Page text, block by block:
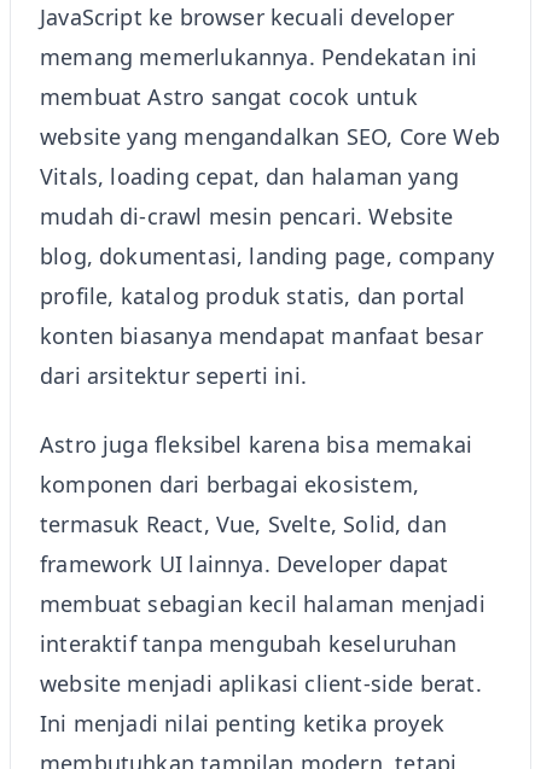
JavaScript ke browser kecuali developer
memang memerlukannya. Pendekatan ini
membuat Astro sangat cocok untuk
website yang mengandalkan SEO, Core Web
Vitals, loading cepat, dan halaman yang
mudah di-crawl mesin pencari. Website
blog, dokumentasi, landing page, company
profile, katalog produk statis, dan portal
konten biasanya mendapat manfaat besar
dari arsitektur seperti ini.
Astro juga fleksibel karena bisa memakai
komponen dari berbagai ekosistem,
termasuk React, Vue, Svelte, Solid, dan
framework UI lainnya. Developer dapat
membuat sebagian kecil halaman menjadi
interaktif tanpa mengubah keseluruhan
website menjadi aplikasi client-side berat.
Ini menjadi nilai penting ketika proyek
membutuhkan tampilan modern, tetapi